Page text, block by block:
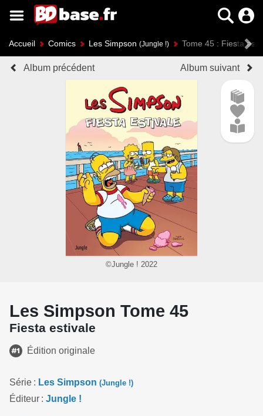
Accueil Comics Les Simpson (Jungle !) Tome 45 : Fiesta
Album précédent Album suivant
©Jungle ! 2022
Les Simpson Tome 45
Fiesta estivale
Édition originale
Série Les Simpson (Jungle !)
Éditeur Jungle !